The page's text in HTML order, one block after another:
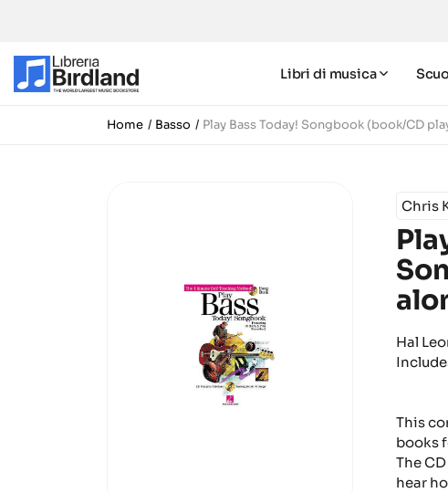
Libri di musica
Home Basso Play Bass Today! Songbook (book/CD
Chris
Hal
This
books
The
hear